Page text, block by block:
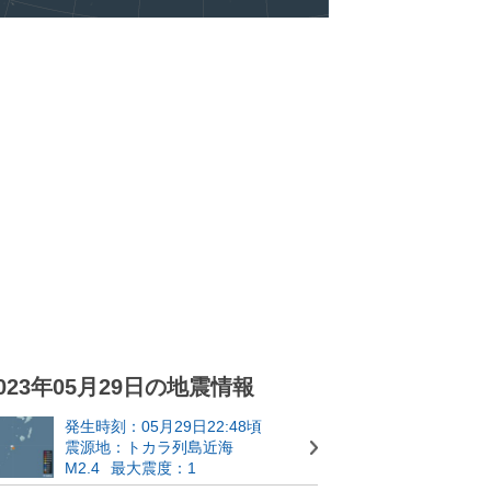
年05月29日の地震情報
発生時刻：05月29日22:48頃
震源地：トカラ列島近海
M2.4
最大震度：1